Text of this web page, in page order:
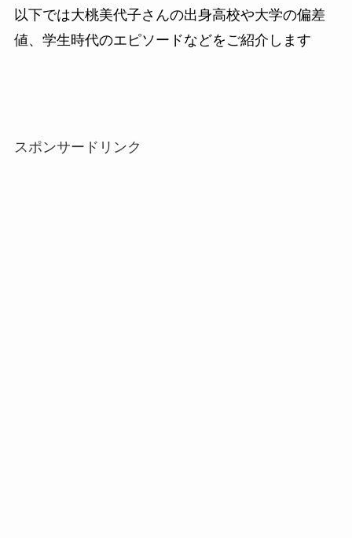
以下では大桃美代子さんの出身高校や大学の偏差
値、学生時代のエピソードなどをご紹介します
スポンサードリンク